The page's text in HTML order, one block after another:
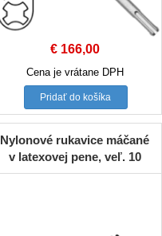
€166,00
Cena je vrátane DPH
Pridať do košíka
Nylonové rukavice máčané
v latexovej pene, veľ. 10